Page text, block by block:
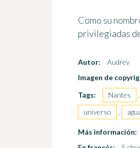
Como su
privilegiadas
Autor:
Audrey
Imagen de
Tags:
Nantes ,
universo
,
Más información: